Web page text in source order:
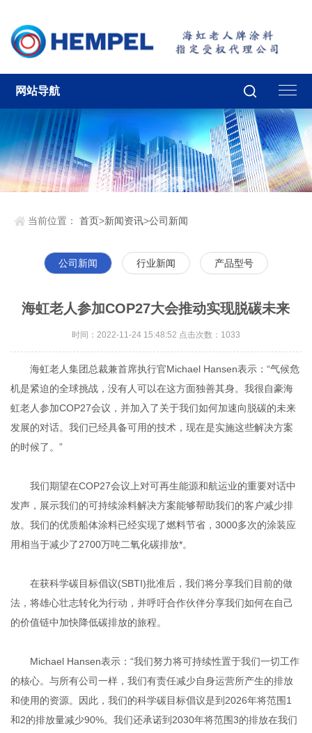
网站导航
当前位置：首页>新闻资讯>公司新闻
公司新闻 行业新闻 产品型号
海虹老人参加COP27大会推动实现脱碳未来
时间：2022-11-24 15:48:52 点击次数：1033
海虹老人集团总裁兼首席执行官Michael Hansen表示：“气候危
机是紧迫的全球挑战，没有人可以在这方面独善其身。我很自豪海
虹老人参加COP27会议，并加入了关于我们如何加速向脱碳的未来
发展的对话。我们已经具备可用的技术，现在是实施这些解决方案
的时候了。”
我们期望在COP27会议上对可再生能源和航运业的重要对话中
发声，展示我们的可持续涂料解决方案能够帮助我们的客户减少排
放。我们的优质船体涂料已经实现了燃料节省，3000多次的涂装应
用相当于减少了2700万吨二氧化碳排放*。
在获科学碳目标倡议(SBTI)批准后，我们将分享我们目前的做
法，将雄心壮志转化为行动，并呼吁合作伙伴分享我们如何在自己
的价值链中加快降低碳排放的旅程。
Michael Hansen表示：“我们努力将可持续性置于我们一切工作
的核心。与所有公司一样，我们有责任减少自身运营所产生的排放
和使用的资源。因此，我们的科学碳目标倡议是到2026年将范围1
和2的排放量减少90%。我们还承诺到2030年将范围3的排放在我们